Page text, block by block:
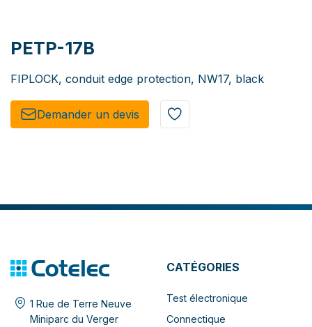
PETP-17B
FIPLOCK, conduit edge protection, NW17, black
Demander un de​​vis​​
1 Rue de Terre Neuve
Miniparc du Verger
CATÉGORIES
Test électronique
Connectique